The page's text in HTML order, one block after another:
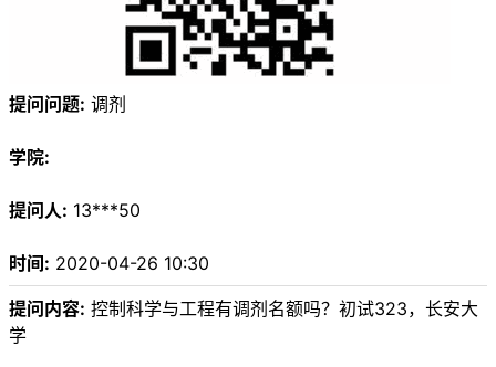
提问问题: 调剂
学院:
提问人: 13***50
时间: 2020-04-26 10:30
提问内容: 控制科学与工程有调剂名额吗？初试323，长安大
学